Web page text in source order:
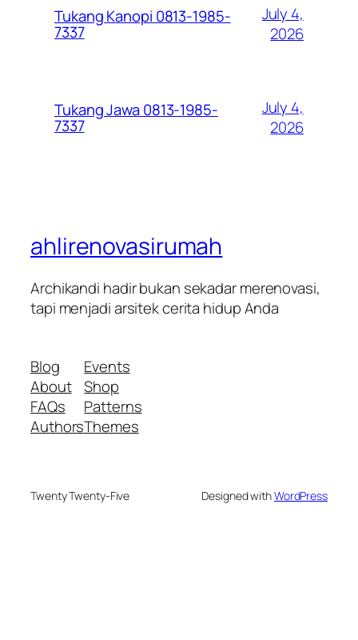
Tukang Kanopi 0813-1985-
7337
July 4,
2026
Tukang Jawa 0813-1985-
7337
July 4,
2026
ahlirenovasirumah
Archikandi hadir bukan sekadar merenovasi,
tapi menjadi arsitek cerita hidup Anda
Blog
About
FAQs
Authors
Events
Shop
Patterns
Themes
Twenty Twenty-Five Designed withWordPress